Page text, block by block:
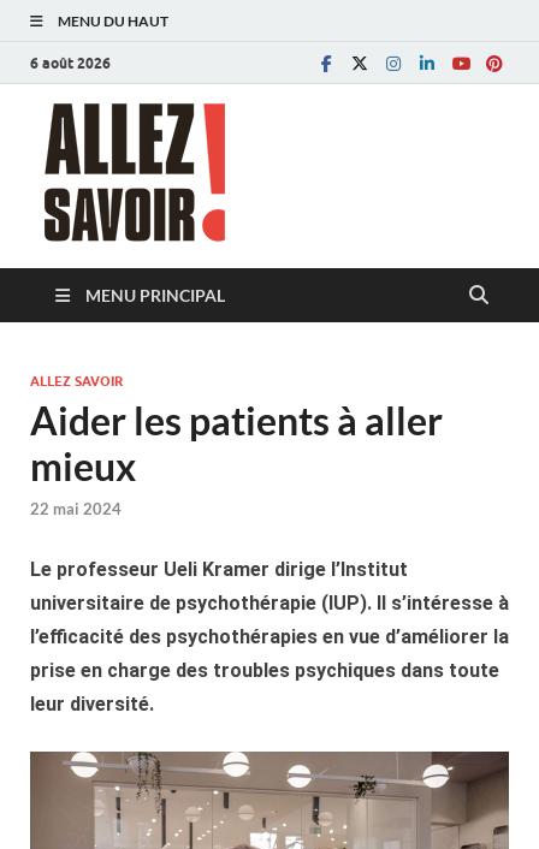
MENU DU HAUT
6 août 2026
MENU PRINCIPAL
ALLEZ SAVOIR
Aider les patients à aller
mieux
22 mai 2024
Le professeur Ueli Kramer dirige l’Institut
universitaire de psychothérapie (IUP). Il s’intéresse à
l’efficacité des psychothérapies en vue d’améliorer la
prise en charge des troubles psychiques dans toute
leur diversité.